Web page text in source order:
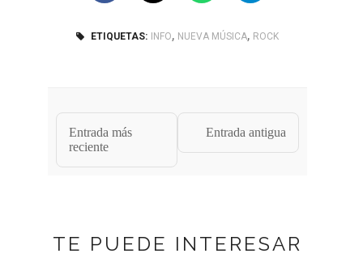
ETIQUETAS: INFO, NUEVA MÚSICA, ROCK
Entrada más
reciente
Entrada antigua
TE PUEDE INTERESAR